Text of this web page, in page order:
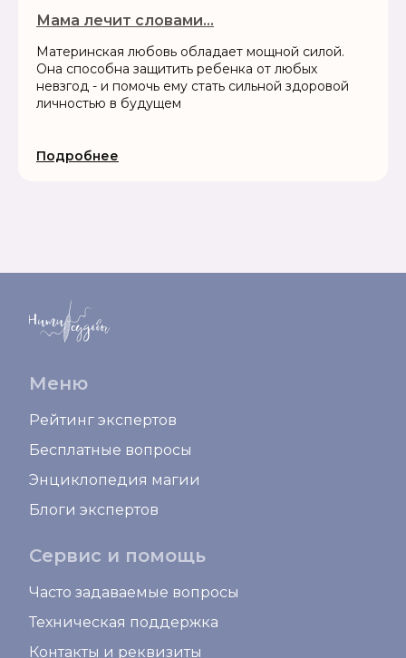
Мама лечит словами...
Материнская любовь обладает мощной силой.
Она способна защитить ребенка от любых
невзгод - и помочь ему стать сильной здоровой
личностью в будущем
Подробнее
Меню
Рейтинг экспертов
Бесплатные вопросы
Энциклопедия магии
Блоги экспертов
Сервис и помощь
Часто задаваемые вопросы
Техническая поддержка
Контакты и реквизиты